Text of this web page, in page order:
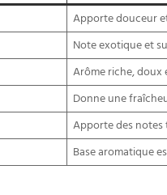
Apporte douceur
Note exotique et
Arôme riche, doux
Donne une
Apporte des
Base aromatique